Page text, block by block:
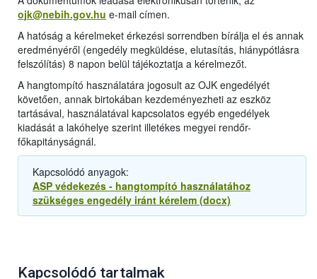
ojk@nebih.gov.hu e-mail címen.
A hatóság a kérelmeket érkezési sorrendben bírálja el és annak
eredményéről (engedély megküldése, elutasítás, hiánypótlásra
felszólítás) 8 napon belül tájékoztatja a kérelmezőt.
A hangtompító használatára jogosult az OJK engedélyét
követően, annak birtokában kezdeményezheti az eszköz
tartásával, használatával kapcsolatos egyéb engedélyek
kiadását a lakóhelye szerint illetékes megyei rendőr-
főkapitányságnál.
Kapcsolódó anyagok:
ASP védekezés - hangtompító használatához
szükséges engedély iránt kérelem (docx)
Kapcsolódó tartalmak